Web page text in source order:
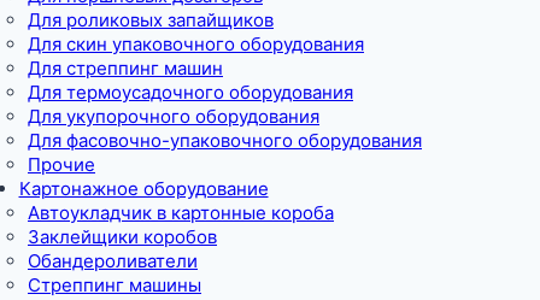
Для роликовых запайщиков
Для скин упаковочного оборудования
Для стреппинг машин
Для термоусадочного оборудования
Для укупорочного оборудования
Для фасовочно-упаковочного оборудования
Прочие
Картонажное оборудование
Автоукладчик в картонные короба
Заклейщики коробов
Обандероливатели
Стреппинг машины